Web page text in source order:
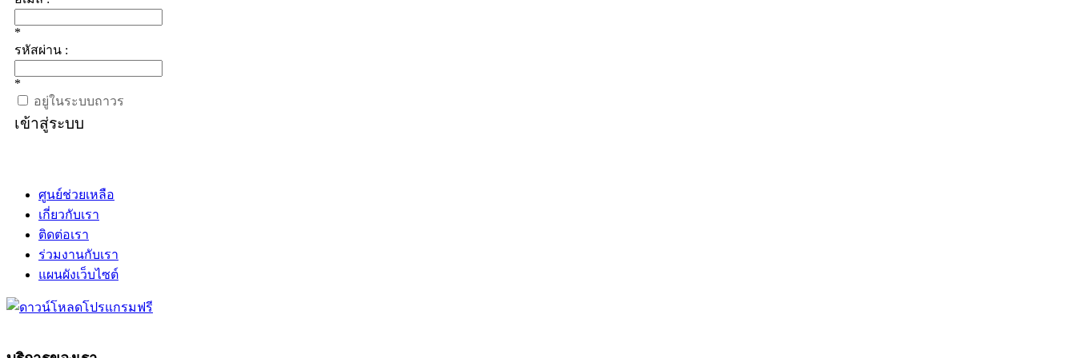
*
รหัสผ่าน :
*
อยู่ในระบบถาวร
เข้าสู่ระบบ
ศูนย์ช่วยเหลือ
เกี่ยวกับเรา
ติดต่อเรา
ร่วมงานกับเรา
แผนผังเว็บไซต์